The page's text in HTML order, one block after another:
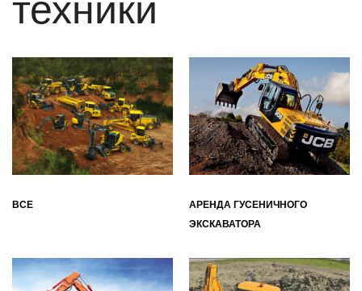
техники
ВСЕ
АРЕНДА ГУСЕНИЧНОГО
ЭКСКАВАТОРА